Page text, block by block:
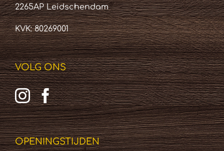
2265AP Leidschendam
KVK: 80269001
VOLG ONS
OPENINGSTIJDEN